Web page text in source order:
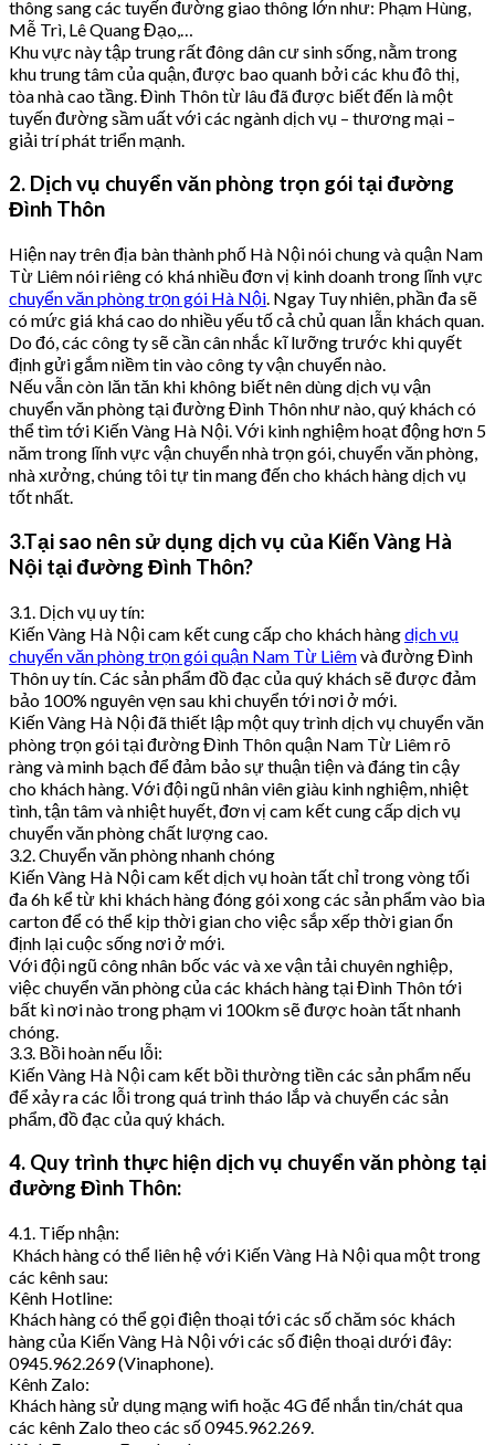
thông sang các tuyến đường giao thông lớn như: Phạm Hùng,
Mễ Trì, Lê Quang Đạo,…
Khu vực này tập trung rất đông dân cư sinh sống, nằm trong
khu trung tâm của quận, được bao quanh bởi các khu đô thị,
tòa nhà cao tầng. Đình Thôn từ lâu đã được biết đến là một
tuyến đường sầm uất với các ngành dịch vụ – thương mại –
giải trí phát triển mạnh.
2. Dịch vụ chuyển văn phòng trọn gói tại đường
Đình Thôn
Hiện nay trên địa bàn thành phố Hà Nội nói chung và quận Nam
Từ Liêm nói riêng có khá nhiều đơn vị kinh doanh trong lĩnh vực
chuyển văn phòng trọn gói Hà Nội. Ngay Tuy nhiên, phần đa sẽ
có mức giá khá cao do nhiều yếu tố cả chủ quan lẫn khách quan.
Do đó, các công ty sẽ cần cân nhắc kĩ lưỡng trước khi quyết
định gửi gắm niềm tin vào công ty vận chuyển nào.
Nếu vẫn còn lăn tăn khi không biết nên dùng dịch vụ vận
chuyển văn phòng tại đường Đình Thôn như nào, quý khách có
thể tìm tới Kiến Vàng Hà Nội. Với kinh nghiệm hoạt động hơn 5
năm trong lĩnh vực vận chuyển nhà trọn gói, chuyển văn phòng,
nhà xưởng, chúng tôi tự tin mang đến cho khách hàng dịch vụ
tốt nhất.
3.Tại sao nên sử dụng dịch vụ của Kiến Vàng Hà
Nội tại đường Đình Thôn?
3.1. Dịch vụ uy tín:
Kiến Vàng Hà Nội cam kết cung cấp cho khách hàngdịch vụ
chuyển văn phòng trọn gói quận Nam Từ Liêmvà đường Đình
Thôn uy tín. Các sản phẩm đồ đạc của quý khách sẽ được đảm
bảo 100% nguyên vẹn sau khi chuyển tới nơi ở mới.
Kiến Vàng Hà Nội đã thiết lập một quy trình dịch vụ chuyển văn
phòng trọn gói tại đường Đình Thôn quận Nam Từ Liêm rõ
ràng và minh bạch để đảm bảo sự thuận tiện và đáng tin cậy
cho khách hàng. Với đội ngũ nhân viên giàu kinh nghiệm, nhiệt
tình, tận tâm và nhiệt huyết, đơn vị cam kết cung cấp dịch vụ
chuyển văn phòng chất lượng cao.
3.2. Chuyển văn phòng nhanh chóng
Kiến Vàng Hà Nội cam kết dịch vụ hoàn tất chỉ trong vòng tối
đa 6h kể từ khi khách hàng đóng gói xong các sản phẩm vào bìa
carton để có thể kịp thời gian cho việc sắp xếp thời gian ổn
định lại cuộc sống nơi ở mới.
Với đội ngũ công nhân bốc vác và xe vận tải chuyên nghiệp,
việc chuyển văn phòng của các khách hàng tại Đình Thôn tới
bất kì nơi nào trong phạm vi 100km sẽ được hoàn tất nhanh
chóng.
3.3. Bồi hoàn nếu lỗi:
Kiến Vàng Hà Nội cam kết bồi thường tiền các sản phẩm nếu
để xảy ra các lỗi trong quá trình tháo lắp và chuyển các sản
phẩm, đồ đạc của quý khách.
4. Quy trình thực hiện dịch vụ chuyển văn phòng tại
đường Đình Thôn:
4.1. Tiếp nhận:
Khách hàng có thể liên hệ với Kiến Vàng Hà Nội qua một trong
các kênh sau:
Kênh Hotline:
Khách hàng có thể gọi điện thoại tới các số chăm sóc khách
hàng của Kiến Vàng Hà Nội với các số điện thoại dưới đây:
0945.962.269 (Vinaphone).
Kênh Zalo:
Khách hàng sử dụng mạng wifi hoặc 4G để nhắn tin/chát qua
các kênh Zalo theo các số 0945.962.269.